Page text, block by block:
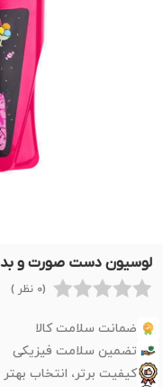
لوسیون دست صورت و بدن
(0 نظر )
ضمانت سلامت کالا
تضمین سلامت فیزیکی
کیفیت برتر، انتخاب بهتر